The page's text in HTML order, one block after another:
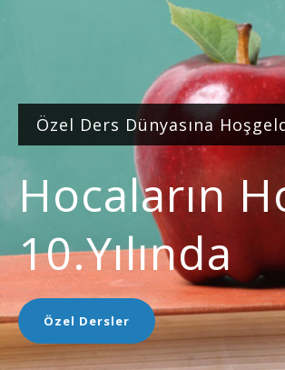
Özel Ders Dünyasına
Hocaların
10.yılında
Özel Dersler